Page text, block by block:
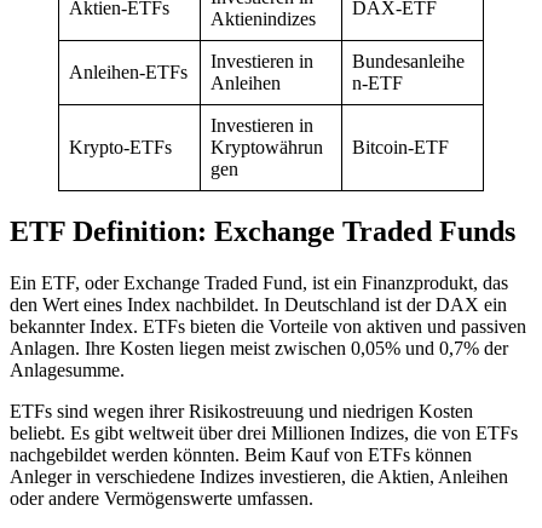
Aktien-ETFs
Aktienindizes
DAX-ETF
Anleihen-ETFs
Investieren in
Anleihen
Bundesanleihe
n-ETF
Krypto-ETFs
Investieren in
Kryptowährun
gen
Bitcoin-ETF
ETF Definition: Exchange Traded Funds
Ein ETF, oder Exchange Traded Fund, ist ein Finanzprodukt, das
den Wert eines Index nachbildet. In Deutschland ist der DAX ein
bekannter Index. ETFs bieten die Vorteile von aktiven und passiven
Anlagen. Ihre Kosten liegen meist zwischen 0,05% und 0,7% der
Anlagesumme.
ETFs sind wegen ihrer Risikostreuung und niedrigen Kosten
beliebt. Es gibt weltweit über drei Millionen Indizes, die von ETFs
nachgebildet werden könnten. Beim Kauf von ETFs können
Anleger in verschiedene Indizes investieren, die Aktien, Anleihen
oder andere Vermögenswerte umfassen.